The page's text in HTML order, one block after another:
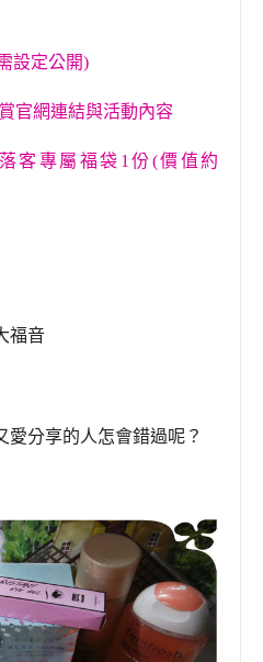
設定公開)
官網連結與活動內容
客專屬福袋1份(價值約
福音
愛分享的人怎會錯過呢？